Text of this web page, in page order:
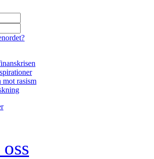
mot rasism